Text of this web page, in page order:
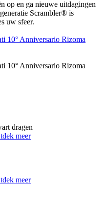
op en ga nieuwe uitdagingen
Scrambler® is
uw sfeer.
10° Anniversario Rizoma
10° Anniversario Rizoma
dragen
meer
meer